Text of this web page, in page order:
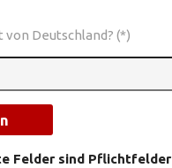
von Deutschland? (*)
Felder sind Pflichtfelder